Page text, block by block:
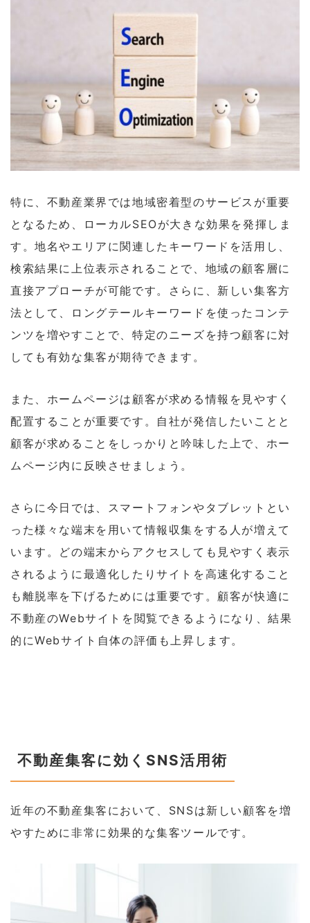
特に、不動産業界では地域密着型のサービスが重要
となるため、ローカルSEOが大きな効果を発揮しま
す。地名やエリアに関連したキーワードを活用し、
検索結果に上位表示されることで、地域の顧客層に
直接アプローチが可能です。さらに、新しい集客方
法として、ロングテールキーワードを使ったコンテ
ンツを増やすことで、特定のニーズを持つ顧客に対
しても有効な集客が期待できます。
また、ホームページは顧客が求める情報を見やすく
配置することが重要です。自社が発信したいことと
顧客が求めることをしっかりと吟味した上で、ホー
ムページ内に反映させましょう。
さらに今日では、スマートフォンやタブレットとい
った様々な端末を用いて情報収集をする人が増えて
います。どの端末からアクセスしても見やすく表示
されるように最適化したりサイトを高速化すること
も離脱率を下げるためには重要です。顧客が快適に
不動産のWebサイトを閲覧できるようになり、結果
的にWebサイト自体の評価も上昇します。
不動産集客に効くSNS活用術
近年の不動産集客において、SNSは新しい顧客を増
やすために非常に効果的な集客ツールです。